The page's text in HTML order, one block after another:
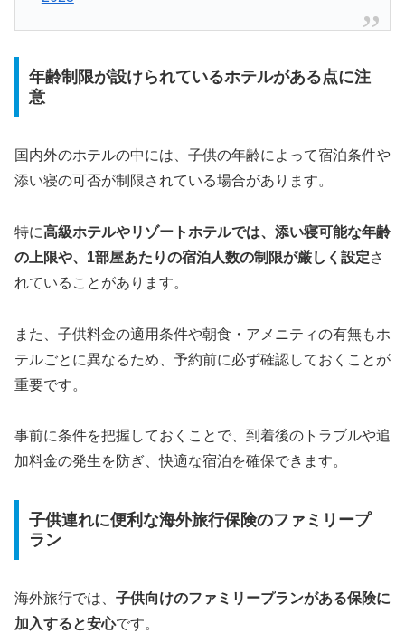
年齢制限が設けられているホテルがある点に注
意
国内外のホテルの中には、子供の年齢によって宿泊条件や
添い寝の可否が制限されている場合があります。
特に高級ホテルやリゾートホテルでは、添い寝可能な年齢
の上限や、1部屋あたりの宿泊人数の制限が厳しく設定さ
れていることがあります。
また、子供料金の適用条件や朝食・アメニティの有無もホ
テルごとに異なるため、予約前に必ず確認しておくことが
重要です。
事前に条件を把握しておくことで、到着後のトラブルや追
加料金の発生を防ぎ、快適な宿泊を確保できます。
子供連れに便利な海外旅行保険のファミリープ
ラン
海外旅行では、 子供向けのファミリープランがある保険に
加入すると安心です。